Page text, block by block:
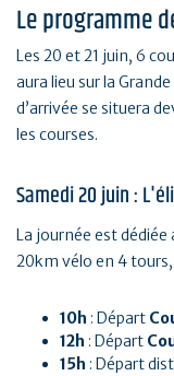
Le programme
Les 20 et 21 juin, 6
aura lieu sur la
d’arrivée se situera
les courses.
Samedi 20 juin :
La journée est
20km vélo en 4
10h : Départ
12h : Départ
15h : Départ